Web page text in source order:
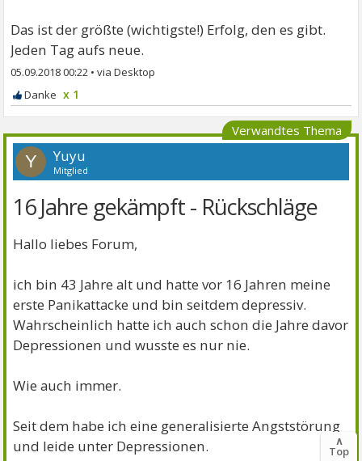
Das ist der größte (wichtigste!) Erfolg, den es gibt.
Jeden Tag aufs neue.
05.09.2018 00:22 •
x 1
Verwandtes Thema
Y Yuyu
Mitglied
16 Jahre gekämpft - Rückschläge
Hallo liebes Forum,
ich bin 43 Jahre alt und hatte vor 16 Jahren meine
erste Panikattacke und bin seitdem depressiv.
Wahrscheinlich hatte ich auch schon die Jahre davor
Depressionen und wusste es nur nie.
Wie auch immer.
Seit dem habe ich eine generalisierte Angststörung
und leide unter Depressionen.
∧
Top